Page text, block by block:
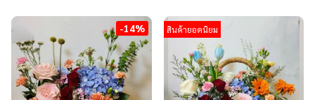
-14% สินค้ายอดนิยม